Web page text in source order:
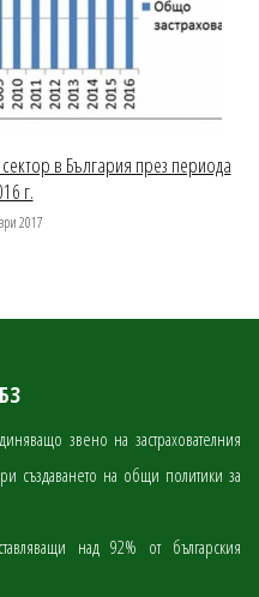
в България през периода
г.
2017
звено на застрахователния
създаването на общи политики за
над 92% от българския